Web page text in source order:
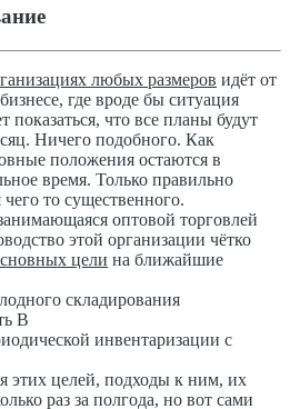
любых размеров идёт от
где вроде бы ситуация
показаться, что все планы будут
Ничего подобного. Как
положения остаются в
время. Только правильно
то существенного.
оптовой торговлей
этой организации чётко
цели на ближайшие
складирования
В
инвентаризации с
этих целей, подходы к ним, их
раз за полгода, но вот сами